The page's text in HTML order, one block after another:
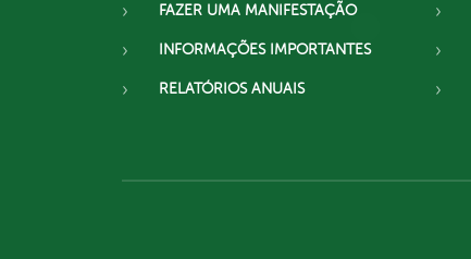
FAZER UMA MANIFESTAÇÃO
INFORMAÇÕES IMPORTANTES
RELATÓRIOS ANUAIS